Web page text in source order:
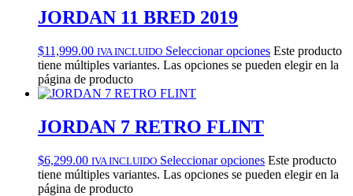
JORDAN 11 BRED 2019
$11,999.00 IVA INCLUIDO Seleccionar opciones Este producto
tiene múltiples variantes. Las opciones se pueden elegir en la
página de producto
JORDAN 7 RETRO FLINT
$6,299.00 IVA INCLUIDO Seleccionar opciones Este producto
tiene múltiples variantes. Las opciones se pueden elegir en la
página de producto